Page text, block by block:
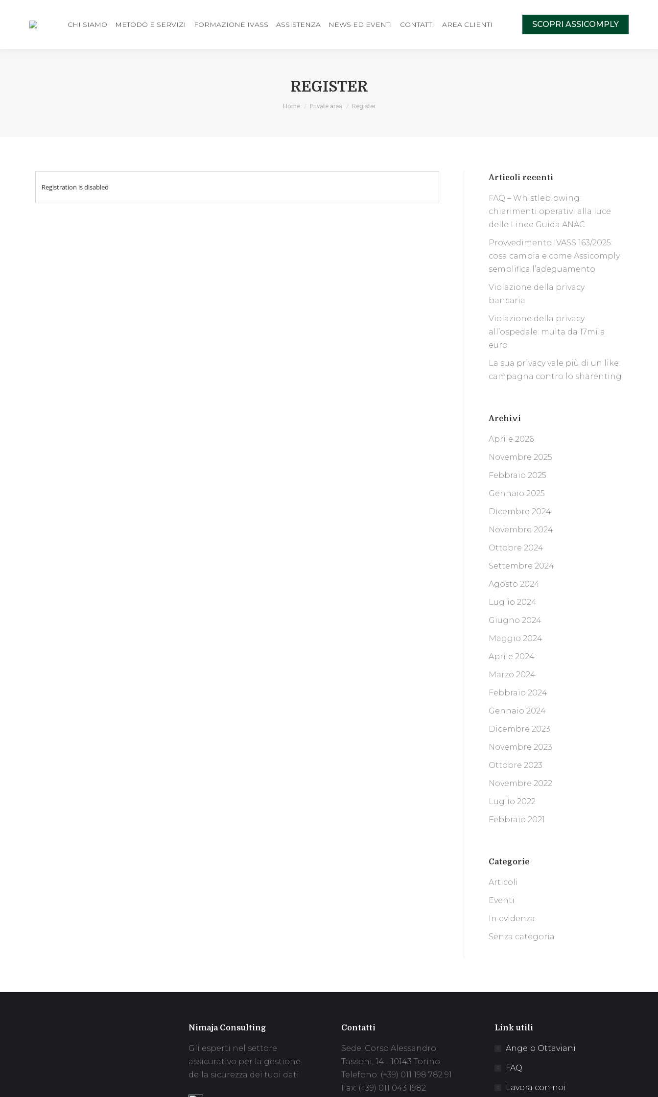
CHI SIAMO METODO E SERVIZI FORMAZIONE IVASS ASSISTENZA NEWS ED EVENTI CONTATTI AREA CLIENTI SCOPRI ASSICOMPLY
REGISTER
You are here:
Home Private area Register
Registration is disabled
Articoli recenti
FAQ – Whistleblowing:
chiarimenti operativi alla luce
delle Linee Guida ANAC
Provvedimento IVASS 163/2025:
cosa cambia e come Assicomply
semplifica l’adeguamento
Violazione della privacy
bancaria
Violazione della privacy
all’ospedale: multa da 17mila
euro
La sua privacy vale più di un like:
campagna contro lo sharenting
Archivi
Aprile 2026
Novembre 2025
Febbraio 2025
Gennaio 2025
Dicembre 2024
Novembre 2024
Ottobre 2024
Settembre 2024
Agosto 2024
Luglio 2024
Giugno 2024
Maggio 2024
Aprile 2024
Marzo 2024
Febbraio 2024
Gennaio 2024
Dicembre 2023
Novembre 2023
Ottobre 2023
Novembre 2022
Luglio 2022
Febbraio 2021
Categorie
Articoli
Eventi
In evidenza
Senza categoria
Nimaja Consulting
Gli esperti nel settore
assicurativo per la gestione
della sicurezza dei tuoi dati
Contatti
Sede: Corso Alessandro
Tassoni, 14 - 10143 Torino
Telefono: (+39) 011 198 782 91
Fax: (+39) 011 043 1982
Link utili
Angelo Ottaviani
FAQ
Lavora con noi